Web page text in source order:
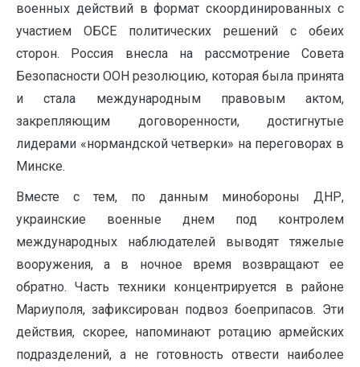
военных действий в формат скоординированных с
участием ОБСЕ политических решений с обеих
сторон. Россия внесла на рассмотрение Совета
Безопасности ООН резолюцию, которая была принята
и стала международным правовым актом,
закрепляющим договоренности, достигнутые
лидерами «нормандской четверки» на переговорах в
Минске.
Вместе с тем, по данным минобороны ДНР,
украинские военные днем под контролем
международных наблюдателей выводят тяжелые
вооружения, а в ночное время возвращают ее
обратно. Часть техники концентрируется в районе
Мариуполя, зафиксирован подвоз боеприпасов. Эти
действия, скорее, напоминают ротацию армейских
подразделений, а не готовность отвести наиболее